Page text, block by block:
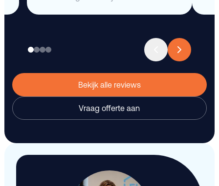
Bekijk alle reviews
Vraag offerte aan